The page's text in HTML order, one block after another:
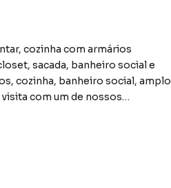
cozinha com armários
sacada, banheiro social e
cozinha, banheiro social, amplo
com um de nossos
qualquer erro de digitação.